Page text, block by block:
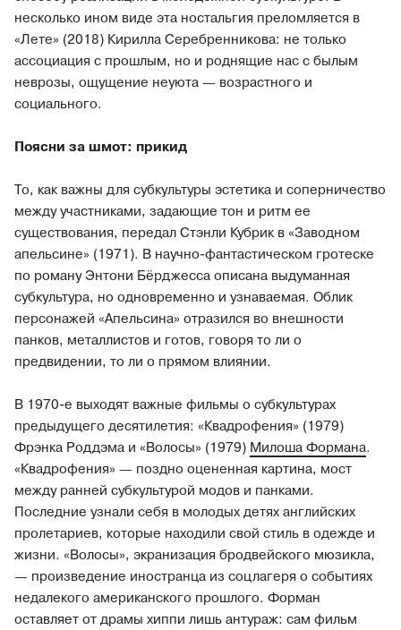
несколько ином виде эта ностальгия преломляется в
«Лете» (2018) Кирилла Серебренникова: не только
ассоциация с прошлым, но и роднящие нас с былым
неврозы, ощущение неуюта — возрастного и
социального.
Поясни за шмот: прикид
То, как важны для субкультуры эстетика и соперничество
между участниками, задающие тон и ритм ее
существования, передал Стэнли Кубрик в «Заводном
апельсине» (1971). В научно-фантастическом гротеске
по роману Энтони Бёрджесса описана выдуманная
субкультура, но одновременно и узнаваемая. Облик
персонажей «Апельсина» отразился во внешности
панков, металлистов и готов, говоря то ли о
предвидении, то ли о прямом влиянии.
В 1970-е выходят важные фильмы о субкультурах
предыдущего десятилетия: «Квадрофения» (1979)
Фрэнка Роддэма и «Волосы» (1979) Милоша Формана.
«Квадрофения» — поздно оцененная картина, мост
между ранней субкультурой модов и панками.
Последние узнали себя в молодых детях английских
пролетариев, которые находили свой стиль в одежде и
жизни. «Волосы», экранизация бродвейского мюзикла,
— произведение иностранца из соцлагеря о событиях
недалекого американского прошлого. Форман
оставляет от драмы хиппи лишь антураж: сам фильм